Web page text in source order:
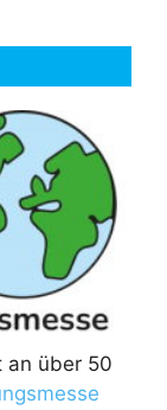
an über 50